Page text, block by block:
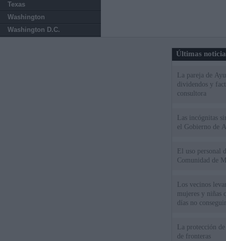
Texas
Washington
Washington D.C.
Últimas
La pareja de
dividendos y
consultora
Las incógnitas
el Gobierno de
El uso personal
Comunidad de
Los vecinos
mujeres y niñas
días no
La protección
de fronteras